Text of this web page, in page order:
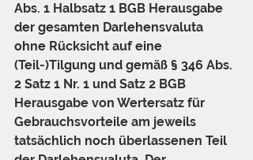
Abs. 1 Halbsatz 1 BGB Herausgabe
der gesamten Darlehensvaluta
ohne Rücksicht auf eine
(Teil-)Tilgung und gemäß § 346 Abs.
2 Satz 1 Nr. 1 und Satz 2 BGB
Herausgabe von Wertersatz für
Gebrauchsvorteile am jeweils
tatsächlich noch überlassenen Teil